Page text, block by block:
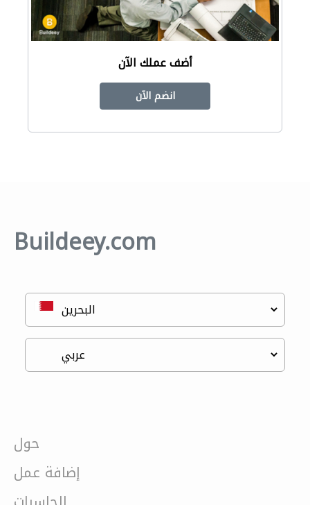
أضف عملك الآن
انضم الآن
Buildeey.com
حول
إضافة عمل